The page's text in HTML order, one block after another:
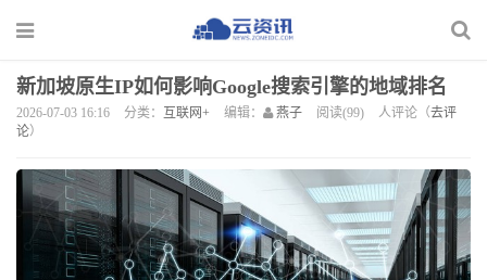
新加坡原生IP如何影响Google搜索引擎的地域排名
2026-07-03 16:16 分类： 互联网+ 编辑： 燕子 阅读(99) 人评论（去评
论）